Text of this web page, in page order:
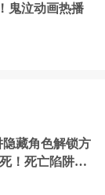
鬼泣动画热播
藏角色解锁方
！死亡陷阱中